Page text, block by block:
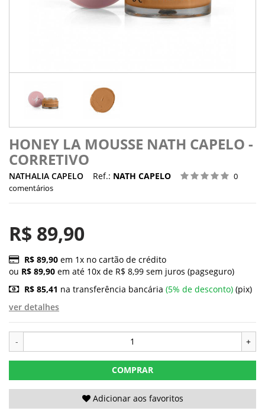
HONEY LA MOUSSE NATH CAPELO -
CORRETIVO
NATHALIA CAPELO Ref.: NATH CAPELO
0
comentários
R$ 89,90
R$ 89,90 em 1x no cartão de crédito
ou R$ 89,90 em até 10x de R$ 8,99 sem juros (pagseguro)
R$ 85,41 na transferência bancária (5% de desconto) (pix)
ver detalhes
- +
COMPRAR
Adicionar aos favoritos